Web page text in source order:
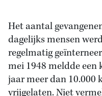
Het aantal
dagelijks mensen
regelmatig
mei 1948 meldde
jaar meer dan 10.000
vrijgelaten. Niet